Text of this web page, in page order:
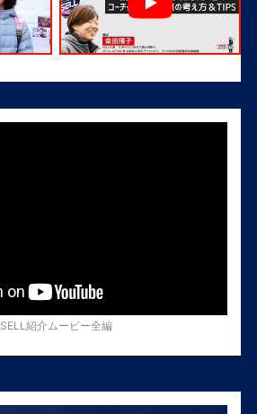
SELL紹介ムービー全編